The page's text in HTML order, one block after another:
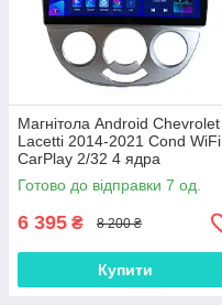
Магнітола Android Chevrolet
Lacetti 2014-2021 Cond WiFi
CarPlay 2/32 4 ядра
Готово до відправки 7 од.
6 395 ₴ 8 200 ₴
Купити